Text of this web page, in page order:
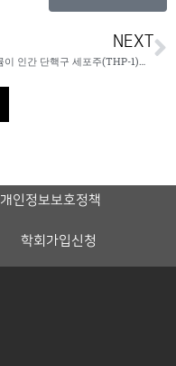
NEXT
개인정보보호정책
학회가입신청